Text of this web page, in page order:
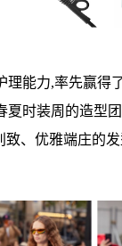
能力,率先赢得
夏时装周的造型
、优雅端庄的发